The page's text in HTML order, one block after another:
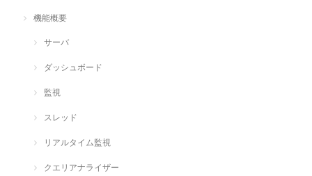
機能概要
サーバ
ダッシュボード
監視
スレッド
リアルタイム監視
クエリアナライザー